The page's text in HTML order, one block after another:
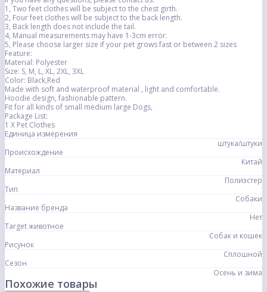
1, Two feet clothes will be subject to the chest girth.
2, Four feet clothes will be subject to the back length.
3, Back length does not include the tail.
4, Manual measurements may have 1-3cm error.
5, Please choose larger size if your pet grows fast or between 2 sizes
Feature:
Material: Polyester
Size: S, M, L, XL, 2XL, 3XL
Color: Black,Red
Made with soft and waterproof material , light and comfortable.
Hoodie design, fashionable pattern.
Fit for all kinds of small medium large Dogs,
Package List:
1 X Pet Clothes
Единица измерения
штука/штуки
Происхождение
Китай
Материал
Полиэстер
Тип
Собаки
Название бренда
Нет
Target животное
Собак и кошек
Рисунок
Сплошной
Сезон
Осень и зима
Похожие товары